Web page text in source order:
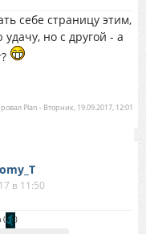
себе страницу этим,
но с другой - а
Plan - Вторник, 19.09.2017, 12:01
в 11:50
( )